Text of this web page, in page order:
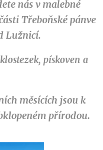
nás v malebné
Třeboňské pánve
Lužnicí.
pískoven a
měsících jsou k
přírodou.